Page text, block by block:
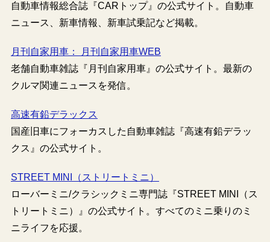
自動車情報総合誌『CARトップ』の公式サイト。自動車
ニュース、新車情報、新車試乗記など掲載。
月刊自家用車： 月刊自家用車WEB
老舗自動車雑誌『月刊自家用車』の公式サイト。最新の
クルマ関連ニュースを発信。
高速有鉛デラックス
国産旧車にフォーカスした自動車雑誌『高速有鉛デラッ
クス』の公式サイト。
STREET MINI（ストリートミニ）
ローバーミニ/クラシックミニ専門誌『STREET MINI（ス
トリートミニ）』の公式サイト。すべてのミニ乗りのミ
ニライフを応援。